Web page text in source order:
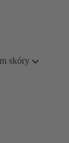
skóry